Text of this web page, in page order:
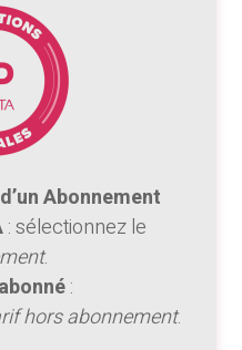
Abonnement
: sélectionnez le
.
:
hors abonnement.